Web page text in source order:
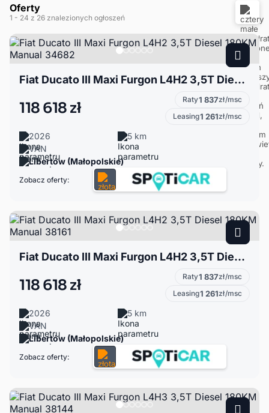
Oferty
1 - 24 z 26 znalezionych ogłoszeń
Fiat Ducato III Maxi Furgon L4H2 3,5T Diesel 180KM Manual 34682
118 618 zł Raty1 837zł/msc
Leasing1 261zł/msc
2026
5 km
VAN
Libertów (Małopolskie)
Zobacz oferty:
Fiat Ducato III Maxi Furgon L4H2 3,5T Diesel 180KM Manual 38161
118 618 zł Raty1 837zł/msc
Leasing1 261zł/msc
2026
5 km
VAN
Libertów (Małopolskie)
Zobacz oferty: